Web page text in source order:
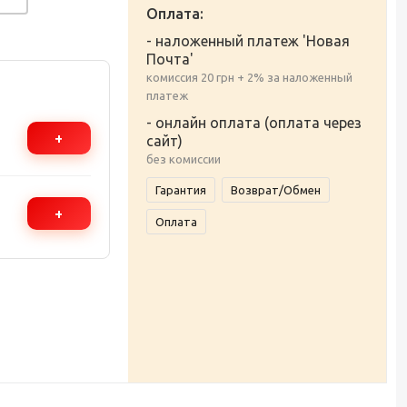
+
+
Оплата:
- наложенный платеж 'Новая
Почта'
комиссия 20 грн + 2% за наложенный
платеж
- онлайн оплата (оплата через
сайт)
без комиссии
Гарантия Возврат/Обмен
Оплата